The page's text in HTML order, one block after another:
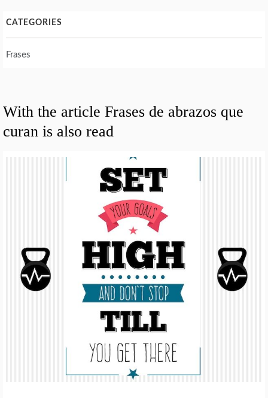
CATEGORIES
Frases
With the article Frases de abrazos que
curan is also read